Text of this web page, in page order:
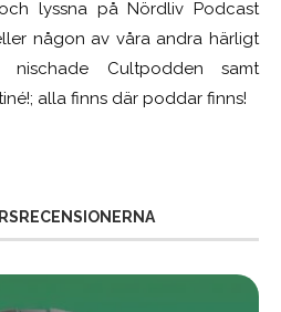
lyssna på Nördliv Podcast
någon av våra andra härligt
Cultpodden samt
alla finns där poddar finns!